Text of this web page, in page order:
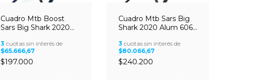
Cuadro Mtb Boost
Sars Big Shark 2020
Eje
3 cuotas sin interés de
$65.666,67
$197.000
Cuadro Mtb Sars Big
Shark 2020 Alum 6061
3 cuotas sin interés de
$80.066,67
$240.200